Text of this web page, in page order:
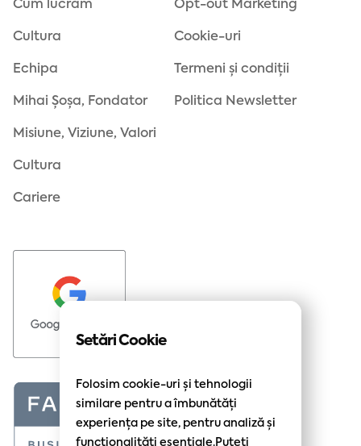
Cum lucrăm
Cultura
Echipa
Mihai Șoșa, Fondator
Misiune, Viziune, Valori
Cultura
Cariere
Opt-out Marketing
Cookie-uri
Termeni și condiții
Politica Newsletter
Setări Cookie
Folosim cookie-uri și tehnologii
similare pentru a îmbunătăți
experiența pe site, pentru analiză și
funcționalități esențiale.Puteți